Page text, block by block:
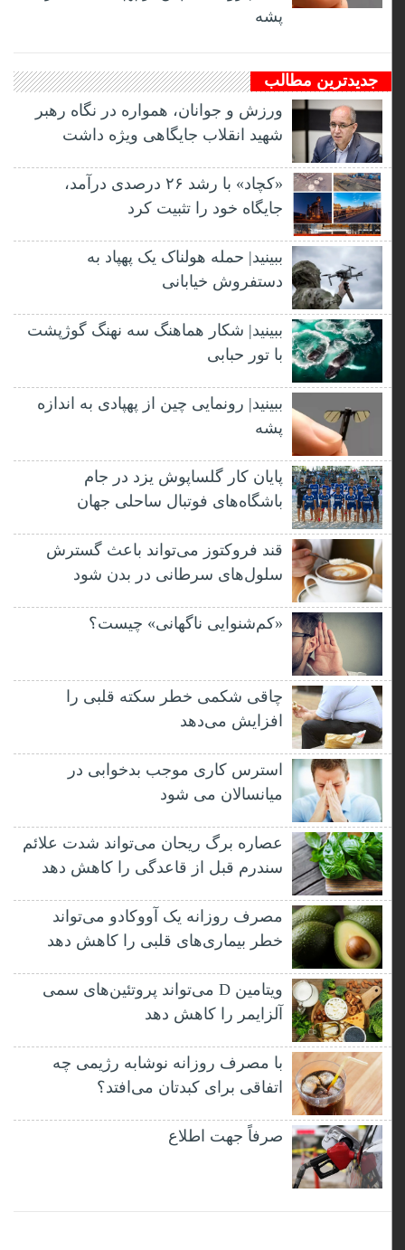
پشه
جدیدترین مطالب
ورزش و جوانان، همواره در نگاه رهبر
شهید انقلاب جایگاهی ویژه داشت
«کچاد» با رشد ۲۶ درصدی درآمد،
جایگاه خود را تثبیت کرد
ببینید| حمله هولناک یک پهپاد به
دستفروش خیابانی
ببینید| شکار هماهنگ سه نهنگ گوژپشت
با تور حبابی
ببینید| رونمایی چین از پهپادی به اندازه
پشه
پایان کار گلساپوش یزد در جام
باشگاه‌های فوتبال ساحلی جهان
قند فروکتوز می‌تواند باعث گسترش
سلول‌های سرطانی در بدن شود
«کم‌شنوایی ناگهانی» چیست؟
چاقی شکمی خطر سکته قلبی را
افزایش می‌دهد
استرس کاری موجب بدخوابی در
میانسالان می شود
عصاره برگ ریحان می‌تواند شدت علائم
سندرم قبل از قاعدگی را کاهش دهد
مصرف روزانه یک آووکادو می‌تواند
خطر بیماری‌های قلبی را کاهش دهد
ویتامین D می‌تواند پروتئین‌های سمی
آلزایمر را کاهش دهد
با مصرف روزانه نوشابه رژیمی چه
اتفاقی برای کبدتان می‌افتد؟
صرفاً جهت اطلاع